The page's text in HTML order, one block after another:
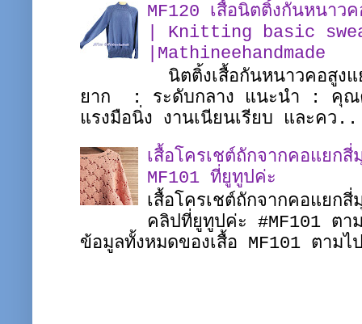
MF120 เสื้อนิตติ้งกันหนา
| Knitting basic
|Mathineehandmade
นิตติ้งเสื้อกันหนาวคอสูง
ยาก : ระดับกลาง แนะนำ : คุณค
แรงมือนิ่ง งานเนียนเรียบ และคว
เสื้อโครเชต์ถักจากคอแย
MF101 ที่ยูทูปค่ะ
เสื้อโครเชต์ถักจากคอแยก
คลิปที่ยูทูปค่ะ #MF101 ต
ข้อมูลทั้งหมดของเสื้อ MF101 ตาม